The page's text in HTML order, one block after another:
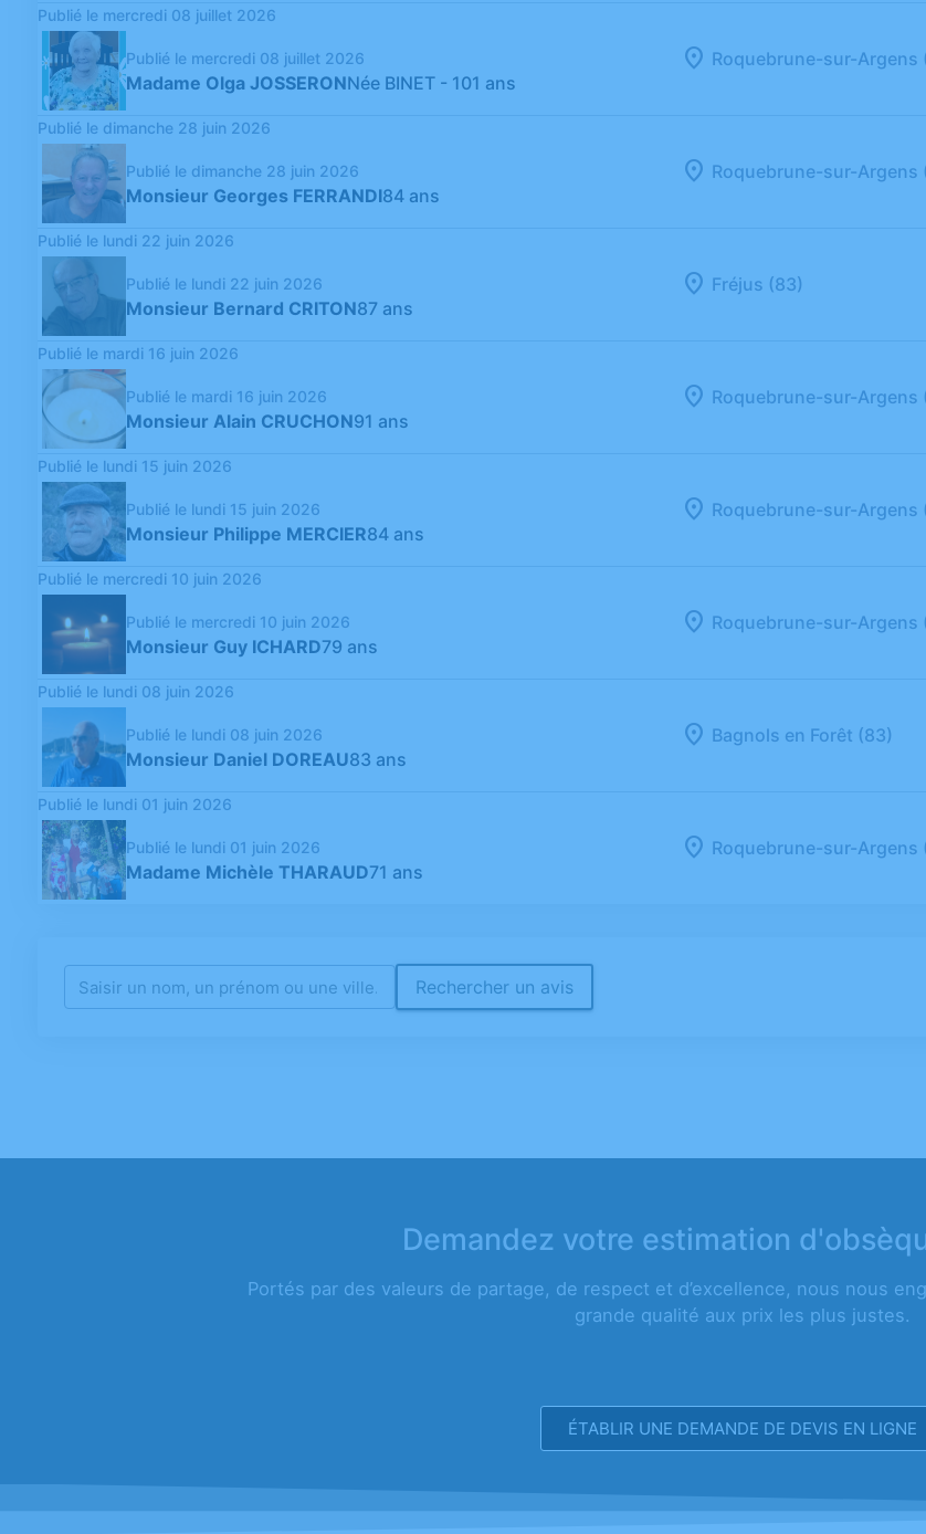
Publié le mercredi 08 juillet 2026
Publié le mercredi 08 juillet 2026
Madame Olga JOSSERONNée BINET - 101 ans
Roquebrune-sur-Argens
Publié le dimanche 28 juin 2026
Publié le dimanche 28 juin 2026
Monsieur Georges FERRANDI84 ans
Roquebrune-sur-Argens
Publié le lundi 22 juin 2026
Publié le lundi 22 juin 2026
Monsieur Bernard CRITON87 ans
Fréjus (83)
Publié le mardi 16 juin 2026
Publié le mardi 16 juin 2026
Monsieur Alain CRUCHON91 ans
Roquebrune-sur-Argens
Publié le lundi 15 juin 2026
Publié le lundi 15 juin 2026
Monsieur Philippe MERCIER84 ans
Roquebrune-sur-Argens
Publié le mercredi 10 juin 2026
Publié le mercredi 10 juin 2026
Monsieur Guy ICHARD79 ans
Roquebrune-sur-Argens
Publié le lundi 08 juin 2026
Publié le lundi 08 juin 2026
Monsieur Daniel DOREAU83 ans
Bagnols en Forêt (83)
Publié le lundi 01 juin 2026
Publié le lundi 01 juin 2026
Madame Michèle THARAUD71 ans
Roquebrune-sur-Argens
Rechercher un avis
Demandez votre estimation
Portés par des valeurs de partage, de respect et d’excellence, nous nous
grande qualité aux prix les plus justes.
ÉTABLIR UNE DEMANDE DE DEVIS EN LIGNE